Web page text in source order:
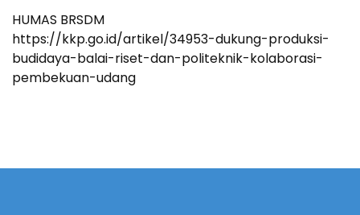
HUMAS BRSDM
https://kkp.go.id/artikel/34953-dukung-produksi-
budidaya-balai-riset-dan-politeknik-kolaborasi-
pembekuan-udang